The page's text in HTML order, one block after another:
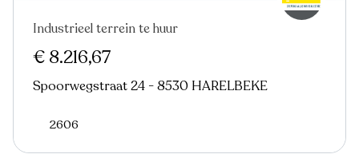
Industrieel terrein te huur
€ 8.216,67
Spoorwegstraat 24 - 8530 HARELBEKE
2606